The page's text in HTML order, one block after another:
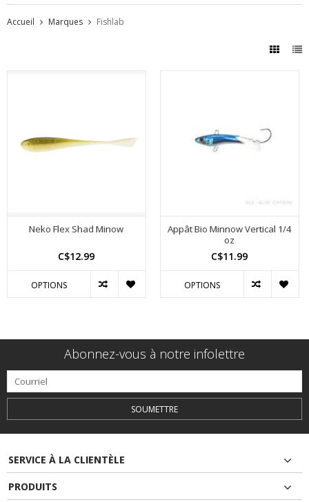
Accueil Marques Fishlab
Neko Flex Shad Minow
C$12.99
OPTIONS
Appât Bio Minnow Vertical 1/4
oz
C$11.99
OPTIONS
Abonnez-vous à notre infolettre
SOUMETTRE
SERVICE À LA CLIENTÈLE
PRODUITS